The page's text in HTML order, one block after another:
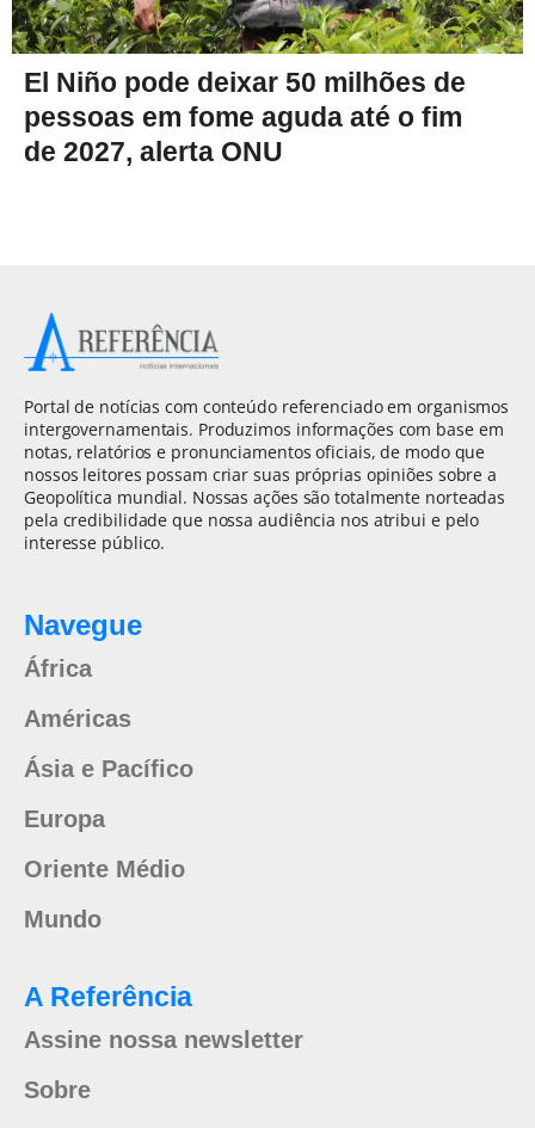
El Niño pode deixar 50 milhões de
pessoas em fome aguda até o fim
de 2027, alerta ONU
Portal de notícias com conteúdo referenciado em organismos
intergovernamentais. Produzimos informações com base em
notas, relatórios e pronunciamentos oficiais, de modo que
nossos leitores possam criar suas próprias opiniões sobre a
Geopolítica mundial. Nossas ações são totalmente norteadas
pela credibilidade que nossa audiência nos atribui e pelo
interesse público.
Navegue
África
Américas
Ásia e Pacífico
Europa
Oriente Médio
Mundo
A Referência
Assine nossa newsletter
Sobre